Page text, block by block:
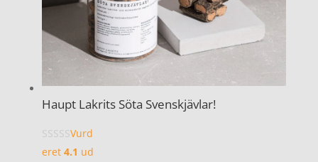
Haupt Lakrits Söta Svenskjävlar!
Vurd
eret 4.1 ud